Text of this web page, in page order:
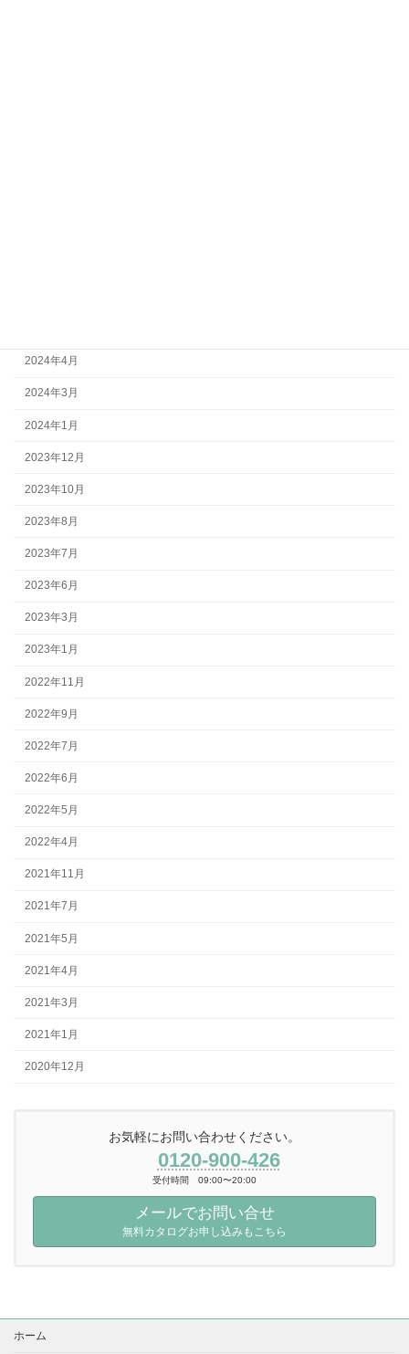
2024年4月
2024年3月
2024年1月
2023年12月
2023年10月
2023年8月
2023年7月
2023年6月
2023年3月
2023年1月
2022年11月
2022年9月
2022年7月
2022年6月
2022年5月
2022年4月
2021年11月
2021年7月
2021年5月
2021年4月
2021年3月
2021年1月
2020年12月
お気軽にお問い合わせください。
0120-900-426
受付時間 09:00〜20:00
メールでお問い合せ
無料カタログお申し込みもこちら
ホーム